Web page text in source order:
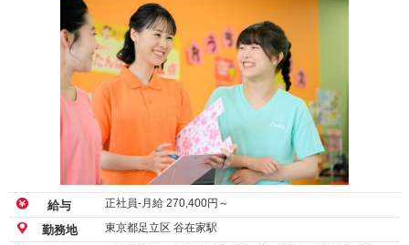
給与 正社員-月給 270,400円～
勤務地 東京都足立区 谷在家駅